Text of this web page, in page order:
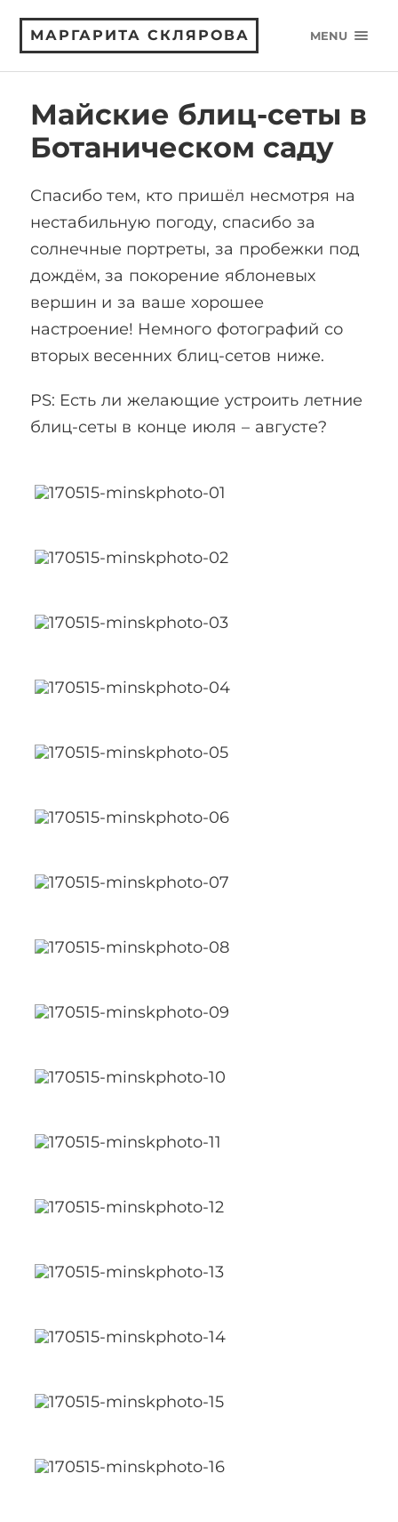
МАРГАРИТА СКЛЯРОВА MENU
Майские блиц-сеты в
Ботаническом саду
Спасибо тем, кто пришёл несмотря на
нестабильную погоду, спасибо за
солнечные портреты, за пробежки под
дождём, за покорение яблоневых
вершин и за ваше хорошее
настроение! Немного фотографий со
вторых весенних блиц-сетов ниже.
PS: Есть ли желающие устроить летние
блиц-сеты в конце июля – августе?